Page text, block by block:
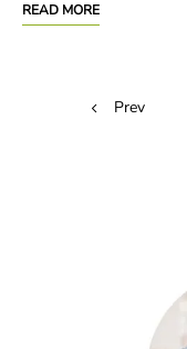
READ MORE
Prev